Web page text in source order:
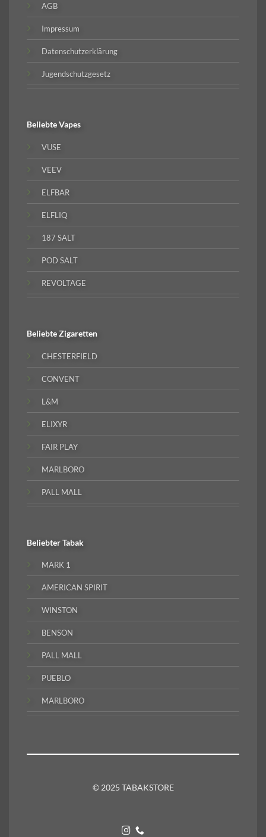
AGB
Impressum
Datenschutzerklärung
Jugendschutzgesetz
BeliebteVapes
VUSE
VEEV
ELFBAR
ELFLIQ
187 SALT
POD SALT
REVOLTAGE
BeliebteZigaretten
CHESTERFIELD
CONVENT
L&M
ELIXYR
FAIR PLAY
MARLBORO
PALL MALL
BeliebterTabak
MARK 1
AMERICAN SPIRIT
WINSTON
BENSON
PALL MALL
PUEBLO
MARLBORO
© 2025 TABAKSTORE